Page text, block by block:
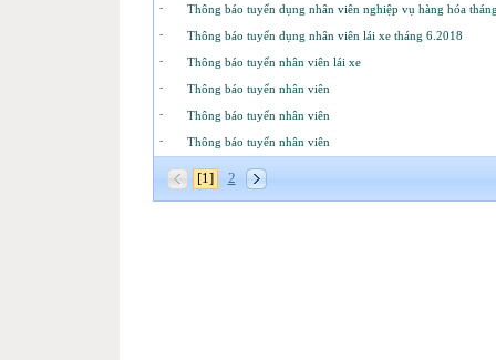
- Thông báo tuyển dụng nhân viên nghiệp vụ hàng hóa
- Thông báo tuyển dụng nhân viên lái xe tháng 6.2018
- Thông báo tuyển nhân viên lái xe
- Thông báo tuyển nhân viên
- Thông báo tuyển nhân viên
- Thông báo tuyển nhân viên
[1] 2